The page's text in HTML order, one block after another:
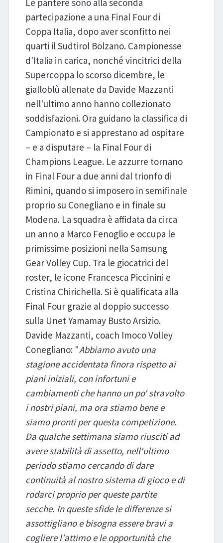
partecipazione a una Final Four di
Coppa Italia, dopo aver sconfitto nei
quarti il Sudtirol Bolzano. Campionesse
d'Italia in carica, nonché vincitrici della
Supercoppa lo scorso dicembre, le
gialloblù allenate da Davide Mazzanti
nell'ultimo anno hanno collezionato
soddisfazioni. Ora guidano la classifica di
Campionato e si apprestano ad ospitare
– e a disputare – la Final Four di
Champions League. Le azzurre tornano
in Final Four a due anni dal trionfo di
Rimini, quando si imposero in semifinale
proprio su Conegliano e in finale su
Modena. La squadra è affidata da circa
un anno a Marco Fenoglio e occupa le
primissime posizioni nella Samsung
Gear Volley Cup. Tra le giocatrici del
roster, le icone Francesca Piccinini e
Cristina Chirichella. Si è qualificata alla
Final Four grazie al doppio successo
sulla Unet Yamamay Busto Arsizio.
Davide Mazzanti, coach Imoco Volley
Conegliano: "Abbiamo avuto una
stagione accidentata finora rispetto ai
piani iniziali, con infortuni e
cambiamenti che hanno un po' stravolto
i nostri piani, ma ora stiamo bene e
siamo pronti per questa competizione.
Da qualche settimana siamo riusciti ad
avere stabilità di assetto, nell'ultimo
periodo stiamo cercando di dare
continuità al nostro sistema di gioco e di
rodarci proprio per queste partite
secche. In queste sfide le differenze si
assottigliano e bisogna essere bravi a
cogliere l'attimo e le opportunità che